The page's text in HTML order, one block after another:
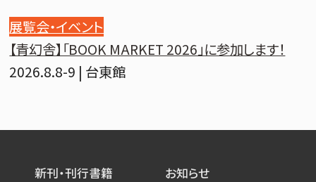
展覧会・イベント
【青幻舎】「BOOK MARKET 2026」に参加します！
2026.8.8-9 | 台東館
新刊・刊行書籍
お知らせ